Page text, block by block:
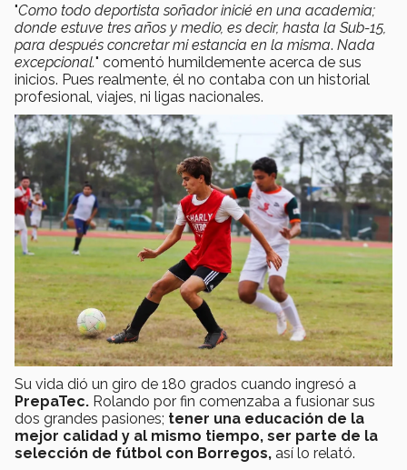
"Como todo deportista soñador inicié en una academia;
donde estuve tres años y medio, es decir, hasta la Sub-15,
para después concretar mi estancia en la misma. Nada
excepcional." comentó humildemente acerca de sus
inicios. Pues realmente, él no contaba con un historial
profesional, viajes, ni ligas nacionales.
Su vida dió un giro de 180 grados cuando ingresó a
PrepaTec. Rolando por fin comenzaba a fusionar sus
dos grandes pasiones; tener una educación de la
mejor calidad y al mismo tiempo, ser parte de la
selección de fútbol con Borregos, así lo relató.